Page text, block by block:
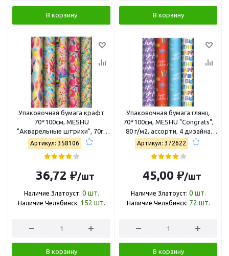
В корзину В корзину
Упаковочная бумага крафт
70*100см, MESHU
"Акварельные штрихи", 70г/
м2, ассорти 5 дизайнов
MS_53478
Артикул: 358106
36,72 ₽/шт
Наличие Златоуст: 0 шт.
Наличие Челябинск: 152 шт.
В корзину
Упаковочная бумага глянц.
70*100см, MESHU "Congrats",
80 г/м2, ассорти, 4 дизайна
MS_62811
Артикул: 372622
45,00 ₽/шт
Наличие Златоуст: 0 шт.
Наличие Челябинск: 72 шт.
В корзину